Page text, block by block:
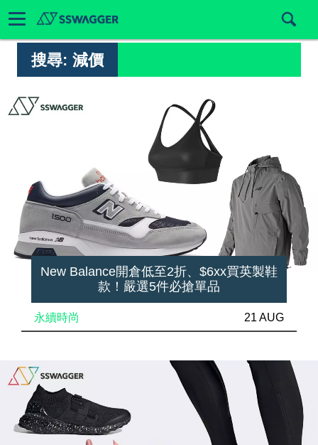
搜尋: 減價
New Balance開倉低至2折、$6xx買英製鞋
款！嚴選5件必搶單品
永續時尚 21 AUG